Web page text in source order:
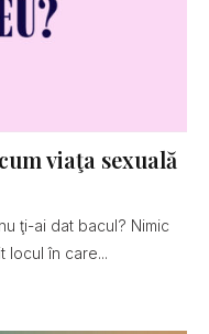
viaţa sexuală
ţi-ai dat bacul? Nimic
locul în care...